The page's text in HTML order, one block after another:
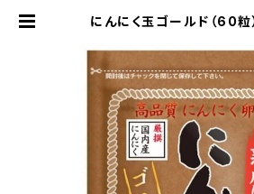
にんにく玉ゴールド（60粒